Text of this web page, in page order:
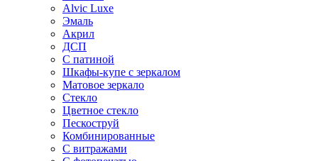
Alvic Luxe
Эмаль
Акрил
ДСП
С патиной
Шкафы-купе с зеркалом
Матовое зеркало
Стекло
Цветное стекло
Пескоструй
Комбинированные
С витражами